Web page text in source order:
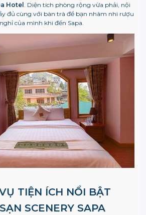
Hotel
. Diện tích phòng rộng vừa phải, nội
đủ cùng với bàn trà để bạn nhâm nhi rượu
của mình khi đến Sapa.
TIỆN ÍCH NỔI BẬT
SCENERY SAPA